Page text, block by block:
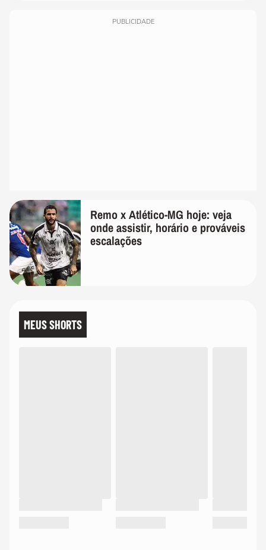
PUBLICIDADE
Remo x Atlético-MG hoje: veja
onde assistir, horário e prováveis
escalações
MEUS SHORTS